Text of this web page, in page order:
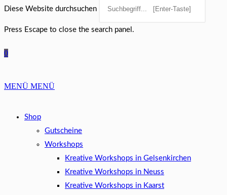
Diese Website durchsuchen
Press Escape to close the search panel.
0
MENÜ MENÜ
Shop
Gutscheine
Workshops
Kreative Workshops in Gelsenkirchen
Kreative Workshops in Neuss
Kreative Workshops in Kaarst